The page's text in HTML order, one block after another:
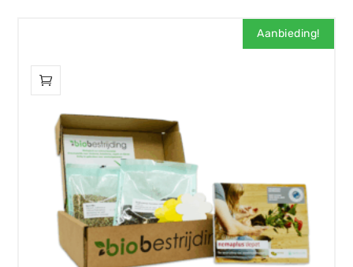
Aanbieding!